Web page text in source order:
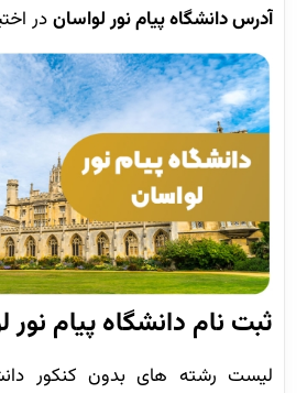
آدرس دانشگاه پیام نور لواساندر
ثبت نام دانشگاه پیام نور
لیست رشته های بدون کنکور